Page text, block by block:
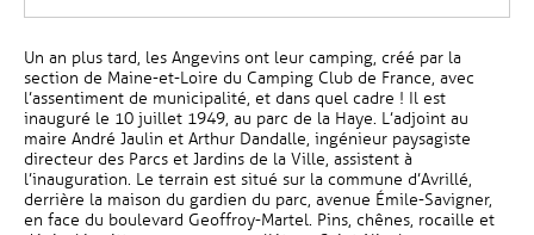
Un an plus tard, les Angevins ont leur camping, créé par la
section de Maine-et-Loire du Camping Club de France, avec
l’assentiment de municipalité, et dans quel cadre ! Il est
inauguré le 10 juillet 1949, au parc de la Haye. L’adjoint au
maire André Jaulin et Arthur Dandalle, ingénieur paysagiste
directeur des Parcs et Jardins de la Ville, assistent à
l’inauguration. Le terrain est situé sur la commune d’Avrillé,
derrière la maison du gardien du parc, avenue Émile-Savigner,
en face du boulevard Geoffroy-Martel. Pins, chênes, rocaille et